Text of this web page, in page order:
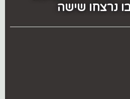
ב-2012 בו נרצחו שישה